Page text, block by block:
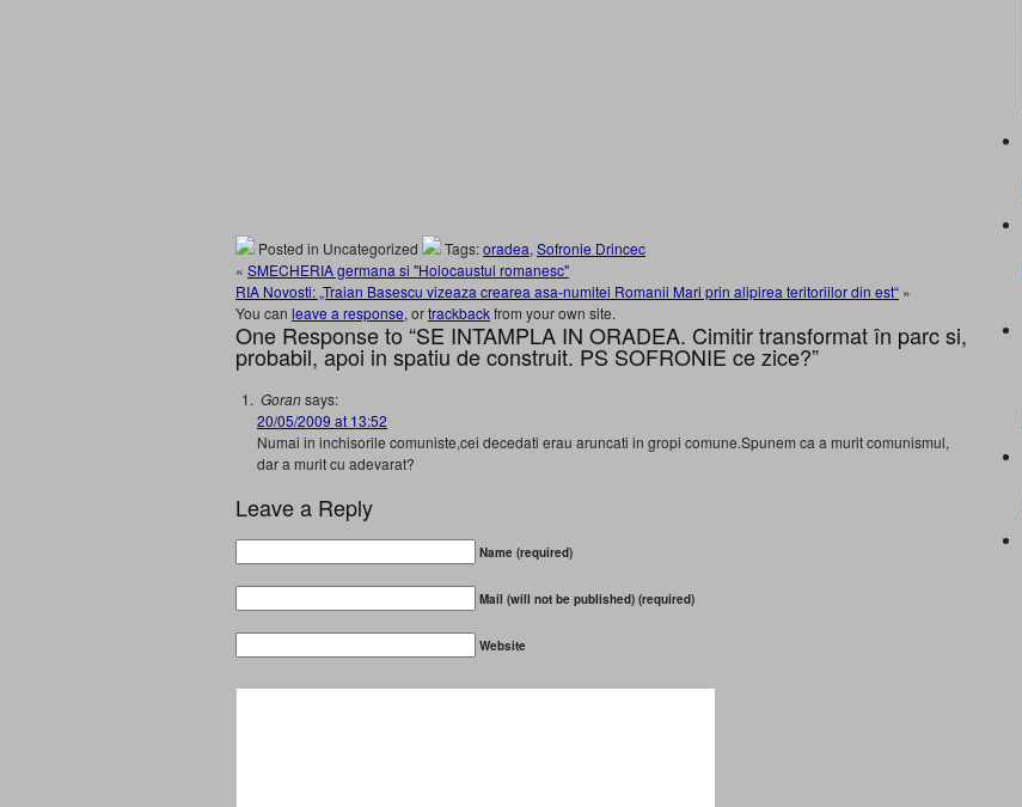
Posted in Uncategorized Tags:oradea, Sofronie Drincec
« SMECHERIA germana si "Holocaustul romanesc"
RIA Novosti: „Traian Basescu vizeaza crearea asa-numitei Romanii Mari prin alipirea teritoriilor din est“ »
You can leave a response, ortrackbackfrom your own site.
One Response to “SE INTAMPLA IN ORADEA. Cimitir transformat în parc si,
probabil, apoi in spatiu de construit. PS SOFRONIE ce zice?”
Goransays:
20/05/2009 at 13:52
Numai in inchisorile comuniste,cei decedati erau aruncati in gropi comune.Spunem ca a murit comunismul,
dar a murit cu adevarat?
Leave a Reply
Name (required)
Mail (will not be published) (required)
Website